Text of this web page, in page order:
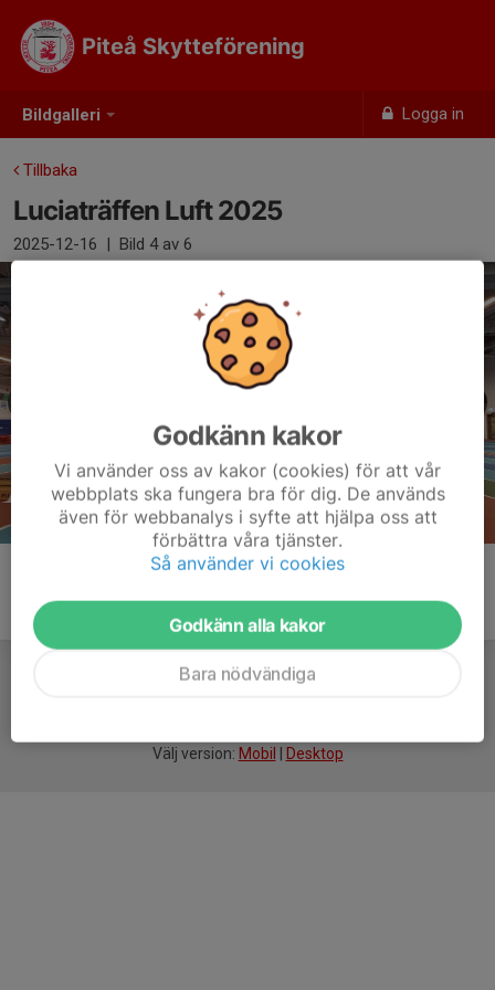
Bildgalleri Logga in
Piteå Skytteförening
Tillbaka
Luciaträffen Luft 2025
2025-12-16 | Bild 4av 6
Välj version: Mobil Desktop
Godkänn kakor
Vi använder oss av kakor (cookies) för att vår
webbplats ska fungera bra för dig. De används
även för webbanalys i syfte att hjälpa oss att
förbättra våra tjänster.
Så använder vi cookies
Godkänn alla kakor
Bara nödvändiga